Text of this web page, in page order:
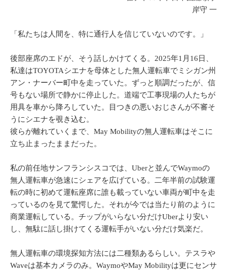
岸守 一
「私たちは人間を、特に通行人を信じていないのです。」
後部座席のエドが、そう話しかけてくる。2025年1月16日、
私達はTOYOTAシエナを母体とした無人運転車でミシガン州
アン・ナーバー町中を走っていた。ずっと順調だったが、信
号もない場所で静かに停止した。道端で工事現場の人たちが
用具を車から降ろしていた。目つきの悪いおじさんが不審そ
うにシエナを覗き込む。
彼らが離れていくまで、May Mobilityの無人運転車はそこに
立ち止まったままだった。
私の前任地サンフランシスコでは、Uberと並んでWaymoの
無人運転車が急速にシェアを広げている。二年半前の試験運
転の時に初めて運転座席に誰も載っていない車両が町中を走
っているのを見て驚愕した。それが今では当たり前のように
商業運転している。チップがいらない分だけUberより安い
し、無駄に話し掛けてくる運転手がいない分だけ気楽だ。
無人運転車の環境探知方法には二種類あるらしい。テスラや
Waveは基本カメラのみ。WaymoやMay Mobilityは更にセンサ